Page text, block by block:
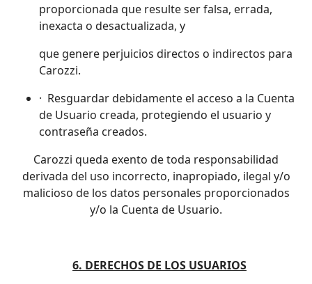
proporcionada que resulte ser falsa, errada,
inexacta o desactualizada, y
que genere perjuicios directos o indirectos para
Carozzi.
· Resguardar debidamente el acceso a la Cuenta
de Usuario creada, protegiendo el usuario y
contraseña creados.
Carozzi queda exento de toda responsabilidad
derivada del uso incorrecto, inapropiado, ilegal y/o
malicioso de los datos personales proporcionados
y/o la Cuenta de Usuario.
6. DERECHOS DE LOS USUARIOS